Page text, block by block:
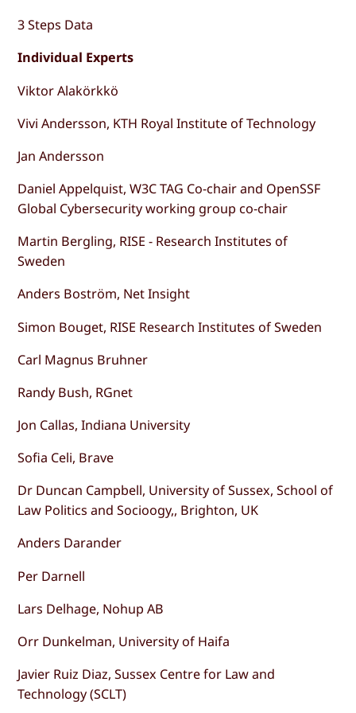
3 Steps Data
Individual Experts
Viktor Alakörkkö
Vivi Andersson, KTH Royal Institute of Technology
Jan Andersson
Daniel Appelquist, W3C TAG Co-chair and OpenSSF
Global Cybersecurity working group co-chair
Martin Bergling, RISE - Research Institutes of
Sweden
Anders Boström, Net Insight
Simon Bouget, RISE Research Institutes of Sweden
Carl Magnus Bruhner
Randy Bush, RGnet
Jon Callas, Indiana University
Sofia Celi, Brave
Dr Duncan Campbell, University of Sussex, School of
Law Politics and Socioogy,, Brighton, UK
Anders Darander
Per Darnell
Lars Delhage, Nohup AB
Orr Dunkelman, University of Haifa
Javier Ruiz Diaz, Sussex Centre for Law and
Technology (SCLT)